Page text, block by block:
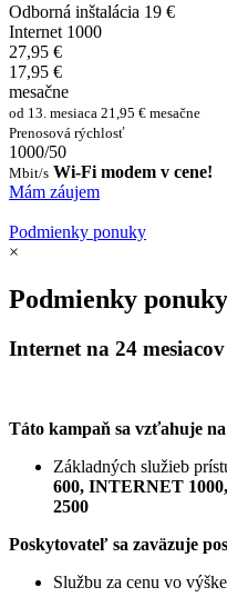
Odborná inštalácia 19 €
Internet 1000
27,95 €
17,95 €
mesačne
od 13. mesiaca 21,95 € mesačne
Prenosová rýchlosť
1000/50
Mbit/s Wi-Fi modem v cene!
Mám záujem
Podmienky ponuky
×
Podmienky ponuky
Internet na 24
Táto kampaň sa vzťahuje
Základných služieb
600, INTERNET
2500
Poskytovateľ sa zaväzuje
Službu za cenu vo